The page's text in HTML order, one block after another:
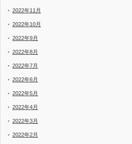
2022年11月
2022年10月
2022年9月
2022年8月
2022年7月
2022年6月
2022年5月
2022年4月
2022年3月
2022年2月